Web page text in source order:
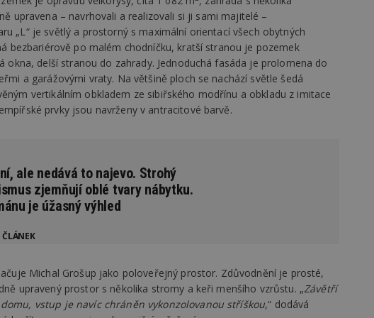
upravena – navrhovali a realizovali si ji sami majitelé –
„L“ je světlý a prostorný s maximální orientací všech obytných
bezbariérově po malém chodníčku, kratší stranou je pozemek
okna, delší stranou do zahrady. Jednoduchá fasáda je prolomena do
a garážovými vraty. Na většině ploch se nachází světle šedá
vertikálním obkladem ze sibiřského modřínu a obkladu z imitace
prvky jsou navrženy v antracitové barvě.
ale nedává to najevo. Strohý
zjemňují oblé tvary nábytku.
je úžasný výhled
ČLÁNEK
Michal Grošup jako poloveřejný prostor. Zdůvodnění je prosté,
upravený prostor s několika stromy a keři menšího vzrůstu. „Závětří
vstup je navíc chráněn vykonzolovanou stříškou,“ dodává
vzorkování dat definovaného limitem
vašeho webu.
53599847-1
.estav.cz
53
sekund
Tento soubor cookie je přidružen k
Správce značek Google k načtení
stránku. Pokud je použit, lze jej
nutný, protože bez něj jiné skripty
správně. Konec názvu je jedinečné
www.estav.cz 1 rok
Tento soubor cookie se používá k
uživatele
Hotjar Ltd
.estav.cz
minut
sekund
Google LLC
.estav.cz
1 rok
Jedná se o soubor cookie, který slouží
dalších souborů cookie návštěvníkem